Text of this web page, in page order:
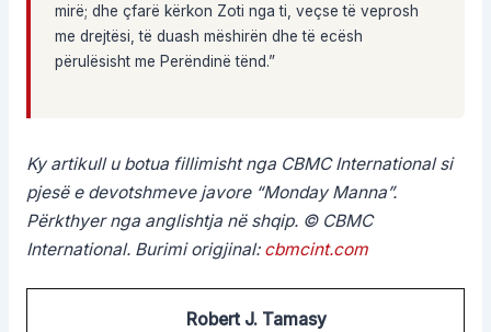
mirë; dhe çfarë kërkon Zoti nga ti, veçse të veprosh
me drejtësi, të duash mëshirën dhe të ecësh
përulësisht me Perëndinë tënd.”
Ky artikull u botua fillimisht nga CBMC International si
pjesë e devotshmeve javore “Monday Manna”.
Përkthyer nga anglishtja në shqip. © CBMC
International. Burimi origjinal: cbmcint.com
Robert J. Tamasy